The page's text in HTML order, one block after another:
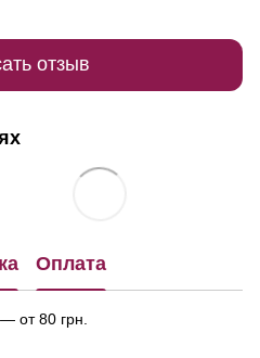
отзыв
Оплата
от 80 грн.